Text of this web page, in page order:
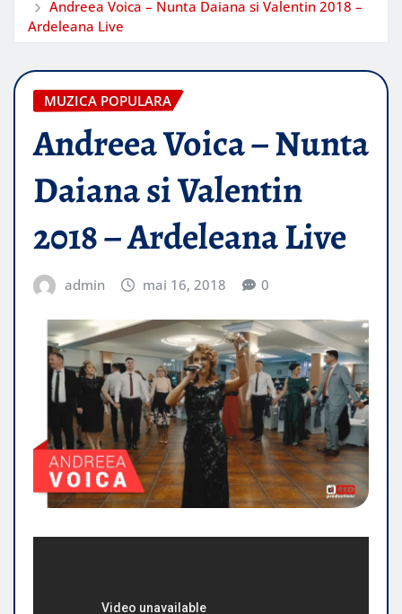
Andreea Voica – Nunta Daiana si Valentin 2018 –
Ardeleana Live
MUZICA POPULARA
Andreea Voica – Nunta
Daiana si Valentin
2018 – Ardeleana Live
admin mai 16, 2018 0